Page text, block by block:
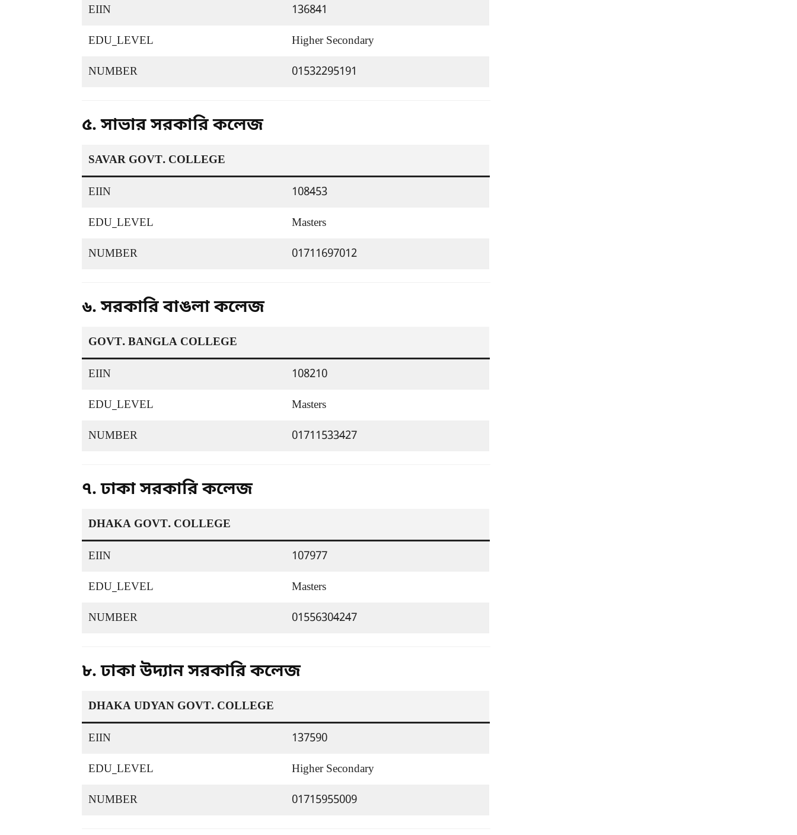
EIIN 136841
EDU_LEVEL Higher Secondary
NUMBER 01532295191
৫. সাভার সরকারি কলেজ
SAVAR GOVT. COLLEGE
EIIN 108453
EDU_LEVEL Masters
NUMBER 01711697012
৬. সরকারি বাঙলা কলেজ
GOVT. BANGLA COLLEGE
EIIN 108210
EDU_LEVEL Masters
NUMBER 01711533427
৭. ঢাকা সরকারি কলেজ
DHAKA GOVT. COLLEGE
EIIN 107977
EDU_LEVEL Masters
NUMBER 01556304247
৮. ঢাকা উদ্যান সরকারি কলেজ
DHAKA UDYAN GOVT. COLLEGE
EIIN 137590
EDU_LEVEL Higher Secondary
NUMBER 01715955009